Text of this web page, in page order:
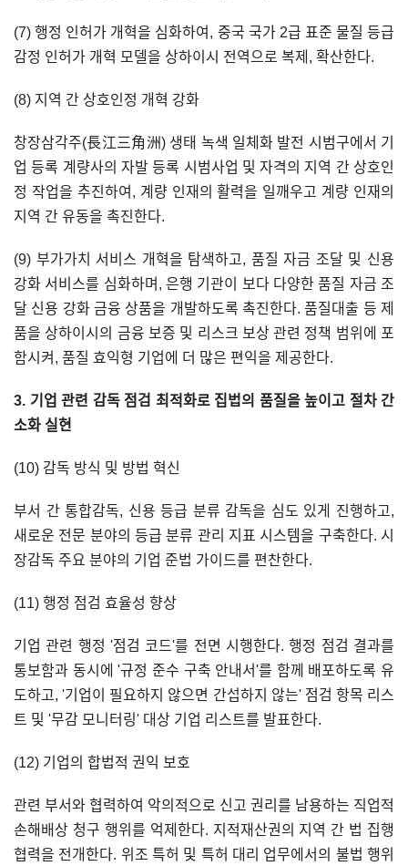
(7) 행정 인허가 개혁을 심화하여, 중국 국가 2급 표준 물질 등급
감정 인허가 개혁 모델을 상하이시 전역으로 복제, 확산한다.
(8) 지역 간 상호인정 개혁 강화
창장삼각주(長江三角洲) 생태 녹색 일체화 발전 시범구에서 기
업 등록 계량사의 자발 등록 시범사업 및 자격의 지역 간 상호인
정 작업을 추진하여, 계량 인재의 활력을 일깨우고 계량 인재의
지역 간 유동을 촉진한다.
(9) 부가가치 서비스 개혁을 탐색하고, 품질 자금 조달 및 신용
강화 서비스를 심화하며, 은행 기관이 보다 다양한 품질 자금 조
달 신용 강화 금융 상품을 개발하도록 촉진한다. 품질대출 등 제
품을 상하이시의 금융 보증 및 리스크 보상 관련 정책 범위에 포
함시켜, 품질 효익형 기업에 더 많은 편익을 제공한다.
3. 기업 관련 감독 점검 최적화로 집법의 품질을 높이고 절차 간
소화 실현
(10) 감독 방식 및 방법 혁신
부서 간 통합감독, 신용 등급 분류 감독을 심도 있게 진행하고,
새로운 전문 분야의 등급 분류 관리 지표 시스템을 구축한다. 시
장감독 주요 분야의 기업 준법 가이드를 편찬한다.
(11) 행정 점검 효율성 향상
기업 관련 행정 '점검 코드'를 전면 시행한다. 행정 점검 결과를
통보함과 동시에 '규정 준수 구축 안내서'를 함께 배포하도록 유
도하고, '기업이 필요하지 않으면 간섭하지 않는' 점검 항목 리스
트 및 '무감 모니터링' 대상 기업 리스트를 발표한다.
(12) 기업의 합법적 권익 보호
관련 부서와 협력하여 악의적으로 신고 권리를 남용하는 직업적
손해배상 청구 행위를 억제한다. 지적재산권의 지역 간 법 집행
협력을 전개한다. 위조 특허 및 특허 대리 업무에서의 불법 행위